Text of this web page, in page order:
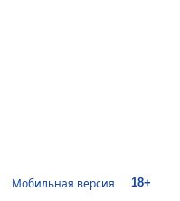
Мобильная версия 18+